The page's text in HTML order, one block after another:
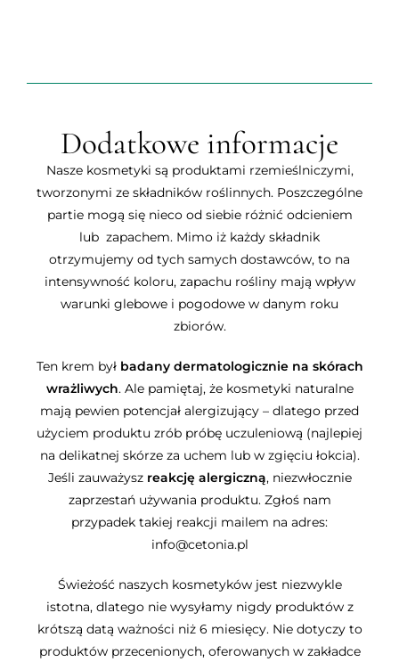
Dodatkowe informacje
Nasze kosmetyki są produktami rzemieślniczymi,
tworzonymi ze składników roślinnych. Poszczególne
partie mogą się nieco od siebie różnić odcieniem
lub zapachem. Mimo iż każdy składnik
otrzymujemy od tych samych dostawców, to na
intensywność koloru, zapachu rośliny mają wpływ
warunki glebowe i pogodowe w danym roku
zbiorów.
Ten krem był badany dermatologicznie na skórach
wrażliwych. Ale pamiętaj, że kosmetyki naturalne
mają pewien potencjał alergizujący – dlatego przed
użyciem produktu zrób próbę uczuleniową (najlepiej
na delikatnej skórze za uchem lub w zgięciu łokcia).
Jeśli zauważysz reakcję alergiczną, niezwłocznie
zaprzestań używania produktu. Zgłoś nam
przypadek takiej reakcji mailem na adres:
info@cetonia.pl
Świeżość naszych kosmetyków jest niezwykle
istotna, dlatego nie wysyłamy nigdy produktów z
krótszą datą ważności niż 6 miesięcy. Nie dotyczy to
produktów przecenionych, oferowanych w zakładce